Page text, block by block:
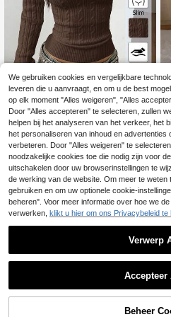
Coolane
Coolane Dames winter vintage prep
py Y2K dagelijkse kleding uitgaan R
enaissance beurs kabelgebreide cl
ub bruine trui met lange mouwen en
V-hals
21 .83€ -2% 22.49€
SHOP NU
We gebruiken cookies en vergelijkbare
leveren die u aanvraagt, en om u de best
op elk moment "Alles weigeren", "Alles
Door "Alles accepteren" te selecteren, zullen
helpen bij het analyseren van het verkeer, het
het personaliseren van inhoud en advertenties
verbeteren. Door "Alles weigeren" te
noodzakelijke cookies toe die nodig zijn voor
uitschakelen door uw browserinstellingen te
de werking van de website. Om meer te
gebruiken en om uw optionele cookie-
beheren". Voor meer informatie over hoe we
verwerken, klikt u hier om ons Privacybeleid te
Verwerp
Accepteer
Beheer